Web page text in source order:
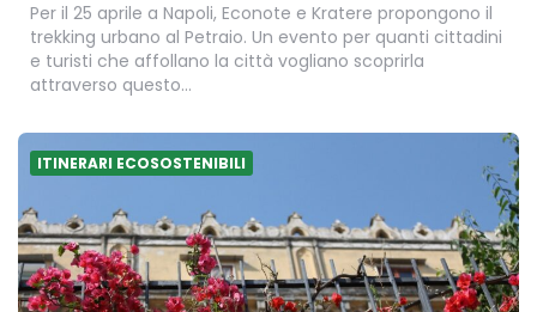
Per il 25 aprile a Napoli, Econote e Kratere propongono il
trekking urbano al Petraio. Un evento per quanti cittadini
e turisti che affollano la città vogliano scoprirla
attraverso questo…
ITINERARI ECOSOSTENIBILI